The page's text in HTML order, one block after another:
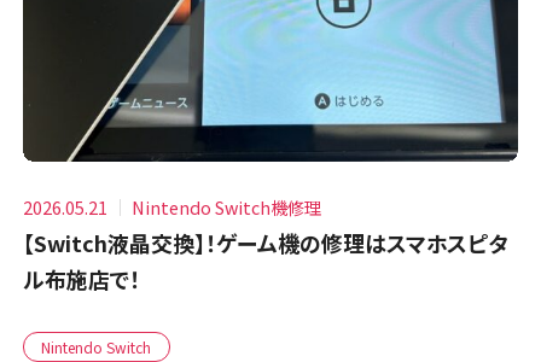
2026.05.21 Nintendo Switch機修理
【Switch液晶交換】！ゲーム機の修理はスマホスピタ
ル布施店で！
Nintendo Switch